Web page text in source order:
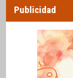
Publicidad